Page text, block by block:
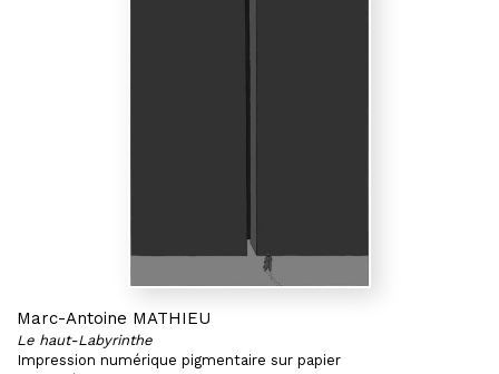
Marc-Antoine MATHIEU
Le haut-Labyrinthe
Impression numérique pigmentaire sur papier